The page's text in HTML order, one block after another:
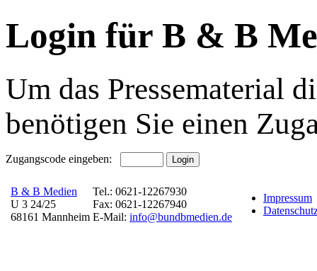
Login für B & B
Um das Pressematerial
benötigen Sie einen
Zugangscode eingeben:
B & B Medien
U 3 24/25
68161 Mannheim
Tel.: 0621-12267930
Fax: 0621-12267940
E-Mail: info@bundbmedien.de
Impressum